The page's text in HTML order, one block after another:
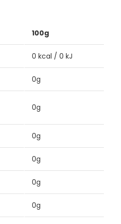
100g
0 kcal / 0 kJ
0g
0g
0g
0g
0g
0g